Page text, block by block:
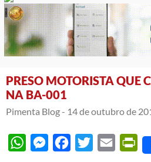
PRESO MOTORISTA QUE
NA BA-001
Pimenta Blog - 14 de outubro de
WhatsAppMessengerFacebook
Twitter Email